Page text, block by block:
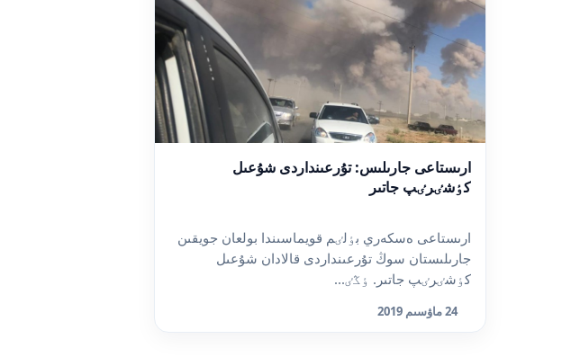
ارىستاعى جارىلىس: تۇرعىنداردى شۇعىل
كٶشٸرٸپ جاتىر
ارىستاعى ەسكەري بٶلٸم قويماسىندا بولعان جويقىن
جارىلىستان سوڭ تۇرعىنداردى قالادان شۇعىل
كٶشٸرٸپ جاتىر. ٶڭٸ...
24 ماۋسىم 2019